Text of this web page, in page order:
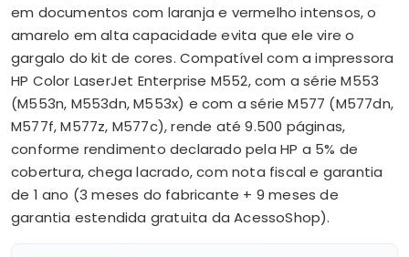
em documentos com laranja e vermelho intensos, o
amarelo em alta capacidade evita que ele vire o
gargalo do kit de cores. Compatível com a impressora
HP Color LaserJet Enterprise M552, com a série M553
(M553n, M553dn, M553x) e com a série M577 (M577dn,
M577f, M577z, M577c), rende até 9.500 páginas,
conforme rendimento declarado pela HP a 5% de
cobertura, chega lacrado, com nota fiscal e garantia
de 1 ano (3 meses do fabricante + 9 meses de
garantia estendida gratuita da AcessoShop).